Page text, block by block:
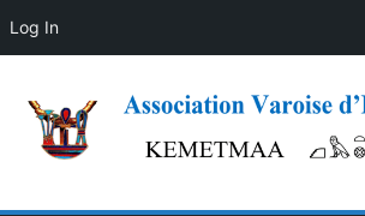
Log In
content